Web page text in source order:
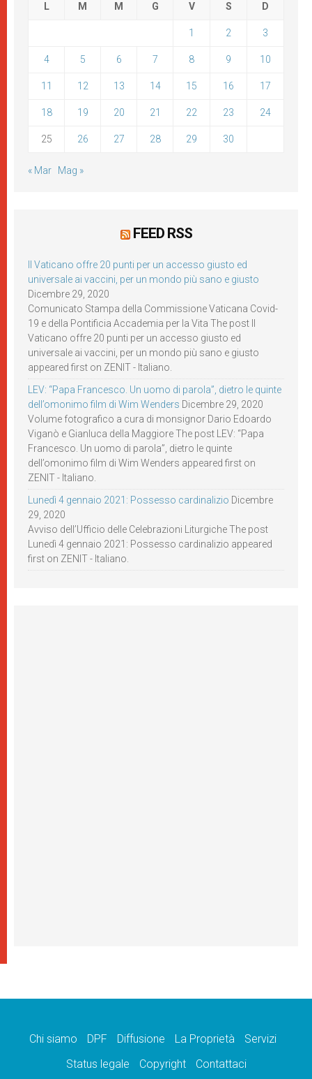
L M M G V S D
1 2 3
4 5 6 7 8 9 10
11 12 13 14 15 16 17
18 19 20 21 22 23 24
25 26 27 28 29 30
« Mar Mag »
FEED RSS
Il Vaticano offre 20 punti per un accesso giusto ed
universale ai vaccini, per un mondo più sano e giusto
Dicembre 29, 2020
Comunicato Stampa della Commissione Vaticana Covid-
19 e della Pontificia Accademia per la Vita The post Il
Vaticano offre 20 punti per un accesso giusto ed
universale ai vaccini, per un mondo più sano e giusto
appeared first on ZENIT - Italiano.
LEV: “Papa Francesco. Un uomo di parola”, dietro le quinte
dell’omonimo film di Wim Wenders Dicembre 29, 2020
Volume fotografico a cura di monsignor Dario Edoardo
Viganò e Gianluca della Maggiore The post LEV: “Papa
Francesco. Un uomo di parola”, dietro le quinte
dell’omonimo film di Wim Wenders appeared first on
ZENIT - Italiano.
Lunedì 4 gennaio 2021: Possesso cardinalizio Dicembre
29, 2020
Avviso dell’Ufficio delle Celebrazioni Liturgiche The post
Lunedì 4 gennaio 2021: Possesso cardinalizio appeared
first on ZENIT - Italiano.
Chi siamo DPF Diffusione La Proprietà
Servizi
Status legale
Copyright Contattaci